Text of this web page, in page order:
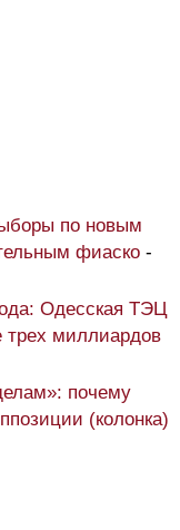
по новым
фиаско -
Одесская ТЭЦ
трех миллиардов
почему
(колонка)